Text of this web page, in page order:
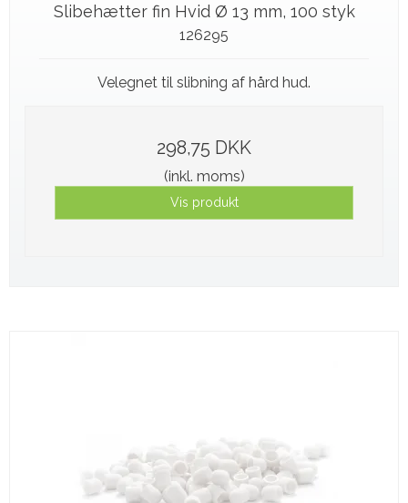
Slibehætter fin Hvid Ø 13 mm, 100 styk
126295
Velegnet til slibning af hård hud.
298,75 DKK
(inkl. moms)
Vis produkt